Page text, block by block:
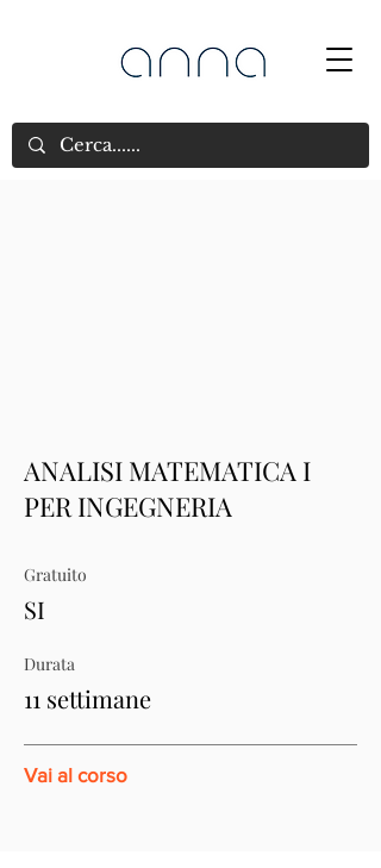
ANALISI MATEMATICA I
PER INGEGNERIA
Gratuito
SI
Durata
11 settimane
Vai al corso